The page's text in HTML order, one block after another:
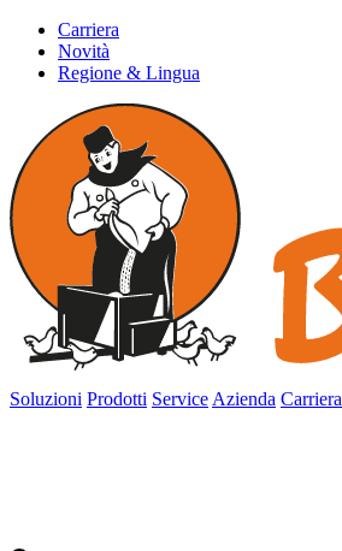
Carriera
Novità
Regione & Lingua
Soluzioni Prodotti Service Azienda Carriera